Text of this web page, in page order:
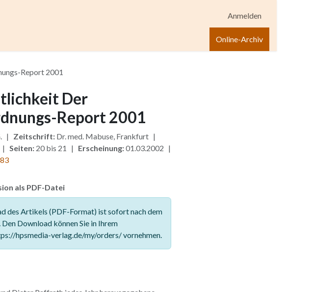
Anmelden
Online-Archiv
Report 2001
Der
Report 2001
| Zeitschrift:Dr. med. Mabuse, Frankfurt |
| Seiten:20 bis 21 | Erscheinung:01.03.2002 |
als PDF-Datei
des Artikels (PDF-Format) ist sofort nach dem
Download können Sie in Ihrem
hpsmedia-verlag.de/my/orders/ vornehmen.